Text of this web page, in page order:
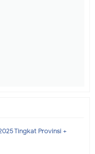
Tingkat Provinsi +